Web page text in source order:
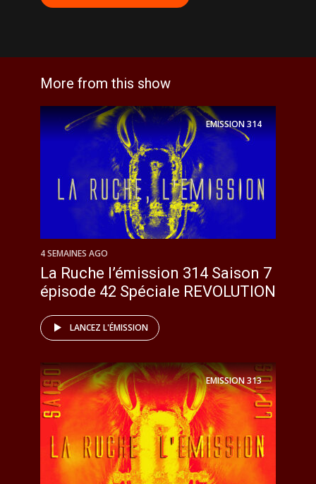
More from this show
EMISSION314
4 SEMAINES AGO
La Ruche l’émission 314 Saison 7
épisode 42 Spéciale REVOLUTION
LANCEZ L'ÉMISSION
EMISSION313